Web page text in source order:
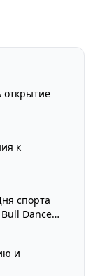
открытие
к
спорта
Dance
и